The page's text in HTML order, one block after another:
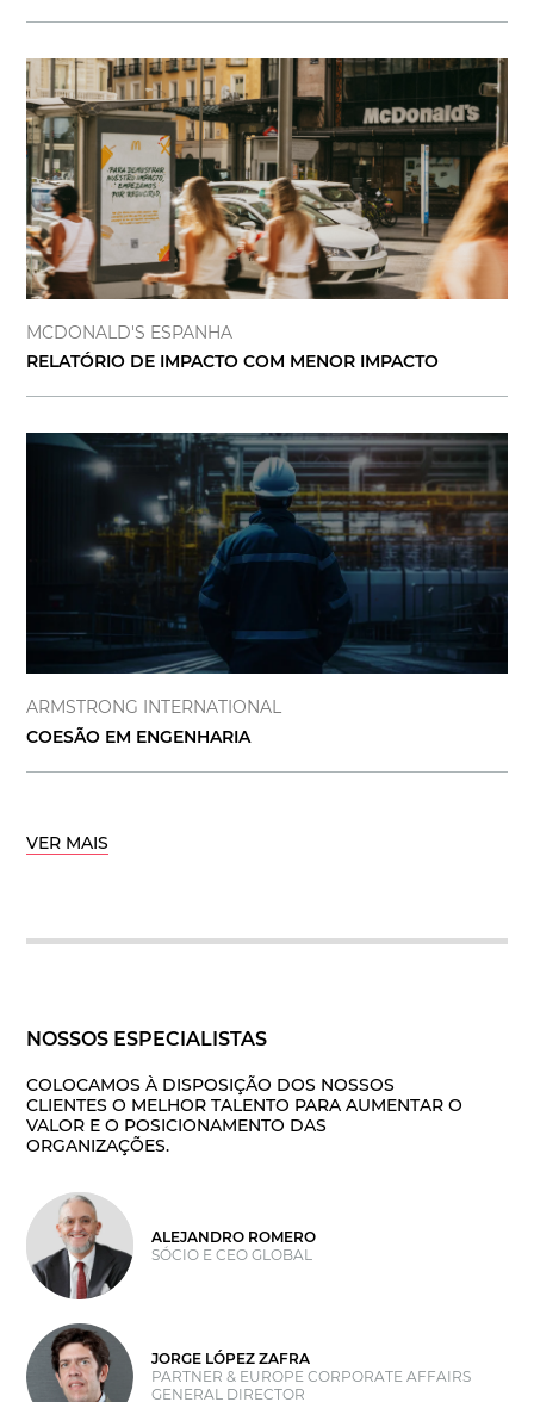
MCDONALD'S ESPANHA
RELATÓRIO DE IMPACTO COM MENOR IMPACTO
ARMSTRONG INTERNATIONAL
COESÃO EM ENGENHARIA
VER MAIS
NOSSOS ESPECIALISTAS
COLOCAMOS À DISPOSIÇÃO DOS NOSSOS
CLIENTES O MELHOR TALENTO PARA AUMENTAR O
VALOR E O POSICIONAMENTO DAS
ORGANIZAÇÕES.
ALEJANDRO ROMERO
SÓCIO E CEO GLOBAL
JORGE LÓPEZ ZAFRA
PARTNER & EUROPE CORPORATE AFFAIRS
GENERAL DIRECTOR